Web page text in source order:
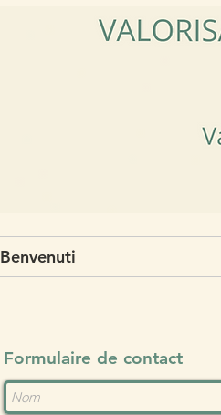
Benvenuti
Formulaire de contact